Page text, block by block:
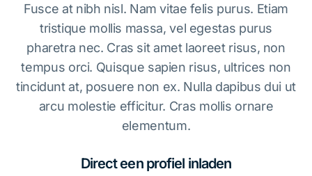
Fusce at nibh nisl. Nam vitae felis purus. Etiam
tristique mollis massa, vel egestas purus
pharetra nec. Cras sit amet laoreet risus, non
tempus orci. Quisque sapien risus, ultrices non
tincidunt at, posuere non ex. Nulla dapibus dui ut
arcu molestie efficitur. Cras mollis ornare
elementum.
Direct een profiel inladen